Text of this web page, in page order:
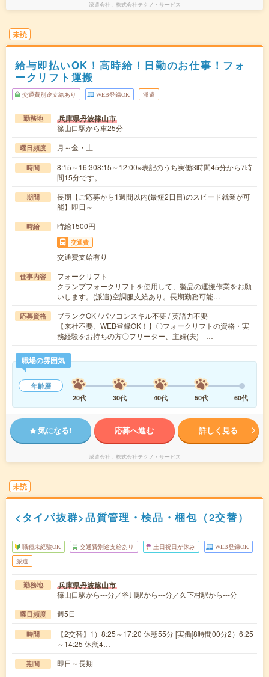
派遣会社 株式会社テクノ・サービス
未読
給与即払いOK！高時給！日勤のお仕事！フォ
ークリフト運搬
交通費別途支給あり WEB登録OK 派遣
勤務地 兵庫県丹波篠山市
篠山口駅から車25分
曜日頻度 月～金・土
時間
8:15～16:308:15～12:00※表記のうち実働3時間45分から7時
間15分です。
期間
長期【ご応募から1週間以内(最短2日目)のスピード就業が可
能】即日～
時給 時給1500円
交通費
交通費支給有り
仕事内容
フォークリフト
クランプフォークリフトを使用して、製品の運搬作業をお願
いします。(派遣)空調服支給あり。長期勤務可能…
応募資格
ブランクOK / パソコンスキル不要 / 英語力不要
【来社不要、WEB登録OK！】〇フォークリフトの資格・実
務経験をお持ちの方〇フリーター、主婦(夫) …
職場の雰囲気
年齢層
20代
30代 40代 50代 60代
気になる! 応募へ進む 詳しく見る
派遣会社 株式会社テクノ・サービス
未読
<タイパ抜群>品質管理・検品・梱包（2交替）
職種未経験OK 交通費別途支給あり 土日祝日が休み WEB登録OK
派遣
勤務地 兵庫県丹波篠山市
篠山口駅から---分／谷川駅から---分／久下村駅から---分
曜日頻度 週5日
時間
【2交替】1）8:25～17:20 休憩55分 [実働]8時間00分2）6:25
～14:25 休憩4…
期間 即日～長期